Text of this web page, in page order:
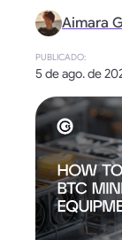
Aimara
PUBLICADO:
5 de ago. de